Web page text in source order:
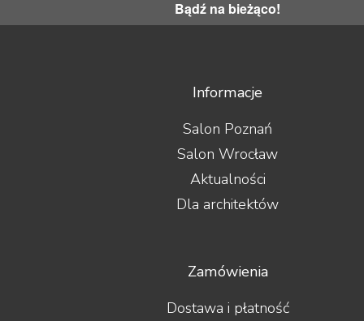
Bądź na bieżąco!
Informacje
Salon Poznań
Salon Wrocław
Aktualności
Dla architektów
Zamówienia
Dostawa i płatność